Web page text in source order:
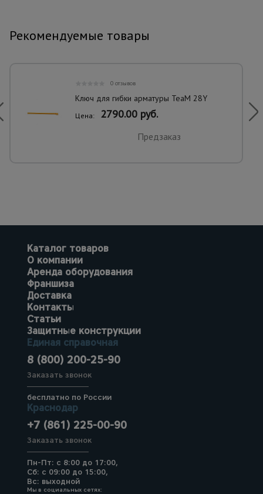
Рекомендуемые товары
0 отзывов
Ключ для гибки арматуры TeaM 28Y
Цена: 2790.00 руб.
Предзаказ
Каталог товаров
О компании
Аренда оборудования
Франшиза
Доставка
Контакты
Статьи
Защитные конструкции
Единая справочная
8 (800) 200-25-90
Заказать звонок
бесплатно по России
Краснодар
+7 (861) 225-00-90
Заказать звонок
Пн-Пт: с 8:00 до 17:00,
Сб: с 09:00 до 15:00,
Вс: выходной
Мы в социальных сетях: